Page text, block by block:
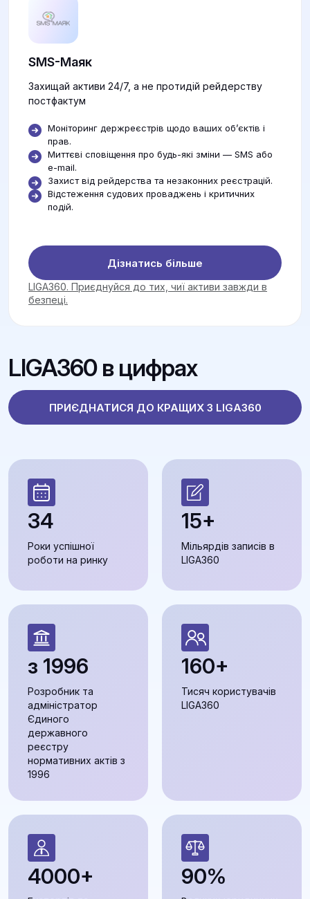
SMS-Маяк
Захищай активи 24/7, а не протидій рейдерству
постфактум
Моніторинг держреєстрів щодо ваших об’єктів і
прав.
Миттєві сповіщення про будь-які зміни — SMS або
e-mail.
Захист від рейдерства та незаконних реєстрацій.
Відстеження судових проваджень і критичних
подій.
Дізнатись більше
LIGA360. Приєднуйся до тих, чиї активи завжди в
безпеці.
LIGA360 в цифрах
ПРИЄДНАТИСЯ ДО КРАЩИХ З LIGA360
34
Роки успішної
роботи на ринку
15+
Мільярдів записів в
LIGA360
з 1996
Розробник та
адміністратор
Єдиного
державного
реєстру
нормативних актів з
1996
160+
Тисяч користувачів
LIGA360
4000+ 90%